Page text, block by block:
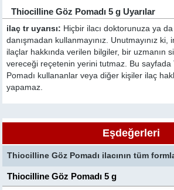
Thiocilline Göz Pomadı 5 g Uyarılar
ilaç tr uyarısı: Hiçbir ilacı doktorunuza ya da
danışmadan kullanmayınız. Unutmayınız
ilaçlar hakkında verilen bilgiler, bir uzmanın
vereceği reçetenin yerini tutmaz. Bu sayfada
Pomadı kullananlar veya diğer kişiler ilaç
yapamaz.
Eşdeğerleri
Thiocilline Göz Pomadı ilacının tüm
Thiocilline Göz Pomadı 5 g